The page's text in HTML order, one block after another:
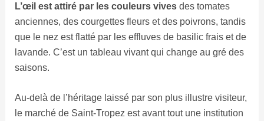
L’œil est attiré par les couleurs vivesdes tomates
anciennes, des courgettes fleurs et des poivrons, tandis
que le nez est flatté par les effluves de basilic frais et de
lavande. C’est un tableau vivant qui change au gré des
saisons.
Au-delà de l’héritage laissé par son plus illustre visiteur,
le marché de Saint-Tropez est avant tout une institution